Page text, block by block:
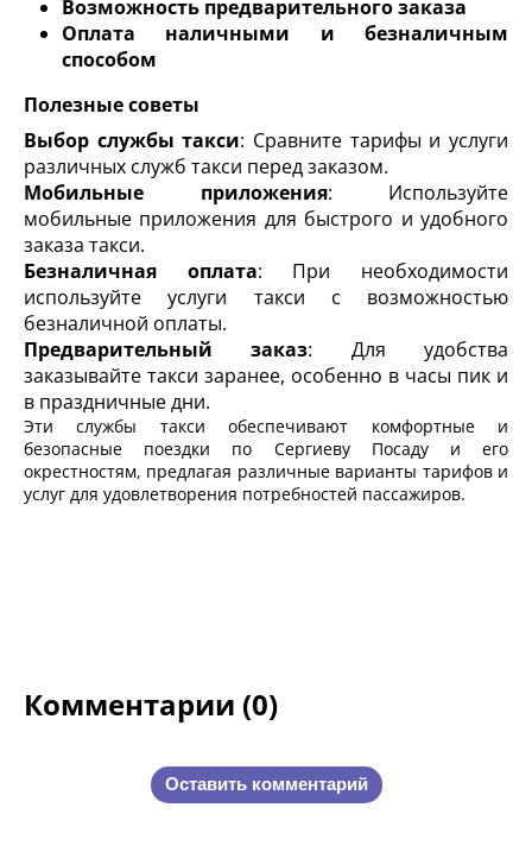
Возможность предварительного заказа
Оплата наличными и безналичным
способом
Полезные советы
Выбор службы такси: Сравните тарифы и услуги
различных служб такси перед заказом.
Мобильные приложения: Используйте
мобильные приложения для быстрого и удобного
заказа такси.
Безналичная оплата: При необходимости
используйте услуги такси с возможностью
безналичной оплаты.
Предварительный заказ: Для удобства
заказывайте такси заранее, особенно в часы пик и
в праздничные дни.
Эти службы такси обеспечивают комфортные и
безопасные поездки по Сергиеву Посаду и его
окрестностям, предлагая различные варианты тарифов и
услуг для удовлетворения потребностей пассажиров.
Комментарии (0)
Оставить комментарий